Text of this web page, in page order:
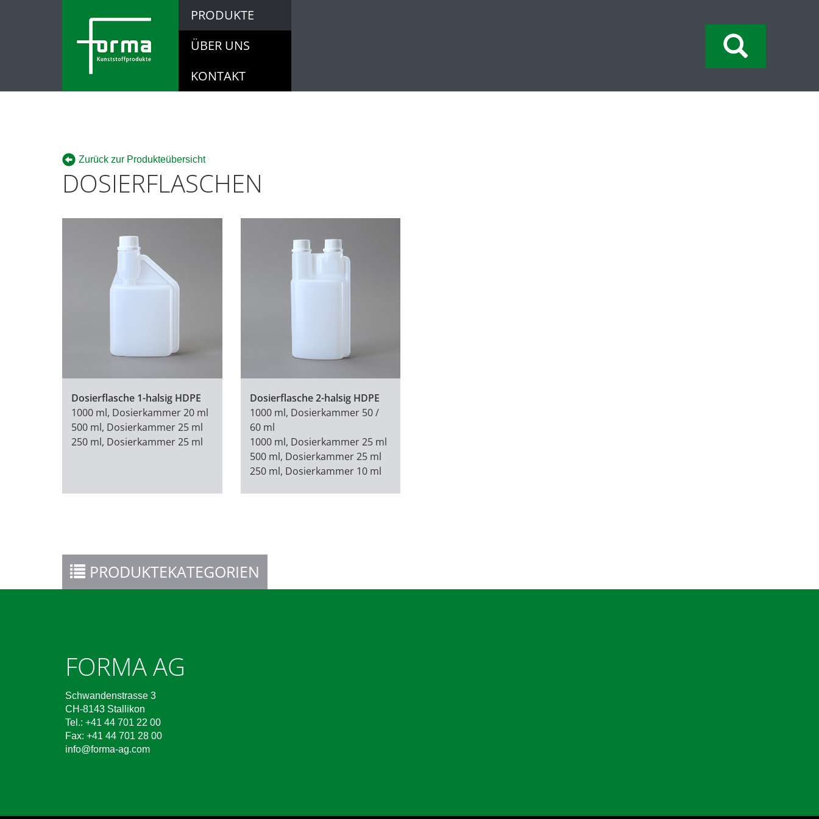
PRODUKTE
ÜBER UNS
KONTAKT
Zurück zur Produkteübersicht
DOSIERFLASCHEN
Dosierflasche 1-halsig HDPE
1000 ml, Dosierkammer 20 ml
500 ml, Dosierkammer 25 ml
250 ml, Dosierkammer 25 ml
Dosierflasche 2-halsig HDPE
1000 ml, Dosierkammer 50 /
60 ml
1000 ml, Dosierkammer 25 ml
500 ml, Dosierkammer 25 ml
250 ml, Dosierkammer 10 ml
PRODUKTEKATEGORIEN
FORMA AG
Schwandenstrasse 3
CH-8143 Stallikon
Tel.: +41 44 701 22 00
Fax: +41 44 701 28 00
info@forma-ag.com